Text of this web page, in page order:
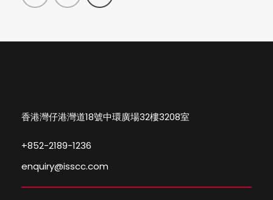
香港灣仔港灣道18號中環廣場32樓3208室
+852-2189-1236
enquiry@isscc.com